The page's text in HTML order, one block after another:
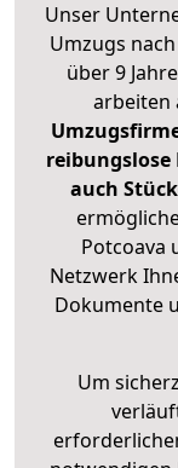
Unser
Umzugs
über 9
arbeiten
auch
Potcoava
Netzwerk
Dokumente
Um